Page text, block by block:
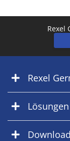
Rexel
Rexel
Lösungen